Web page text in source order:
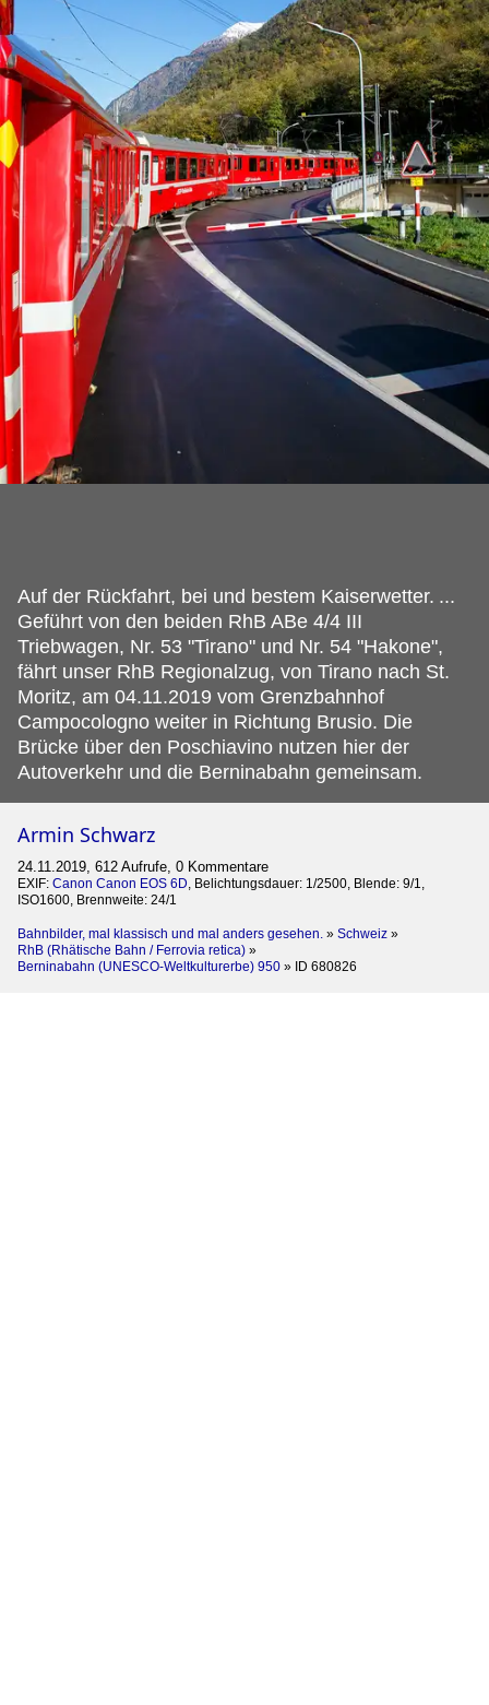
Auf der Rückfahrt, bei und bestem Kaiserwetter. ...
Geführt von den beiden RhB ABe 4/4 III
Triebwagen, Nr. 53 "Tirano" und Nr. 54 "Hakone",
fährt unser RhB Regionalzug, von Tirano nach St.
Moritz, am 04.11.2019 vom Grenzbahnhof
Campocologno weiter in Richtung Brusio. Die
Brücke über den Poschiavino nutzen hier der
Autoverkehr und die Berninabahn gemeinsam.
Armin Schwarz
24.11.2019, 612 Aufrufe, 0 Kommentare
EXIF: Canon Canon EOS 6D, Belichtungsdauer: 1/2500, Blende: 9/1,
ISO1600, Brennweite: 24/1
Bahnbilder, mal klassisch und mal anders gesehen. » Schweiz »
RhB (Rhätische Bahn / Ferrovia retica) »
Berninabahn (UNESCO-Weltkulturerbe) 950 » ID 680826